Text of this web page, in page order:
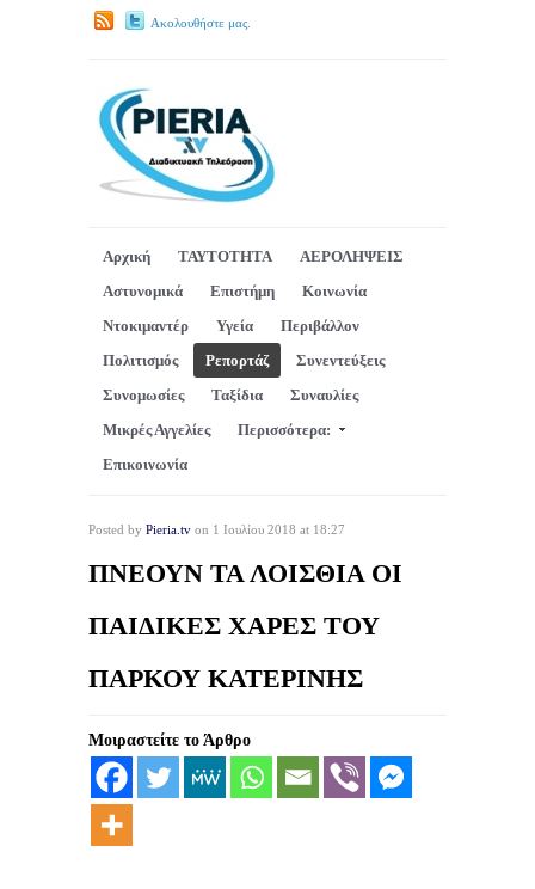
Ακολουθήστε μας.
Αρχική ΤΑΥΤΟΤΗΤΑ
ΑΕΡΟΛΗΨΕΙΣ
Αστυνομικά
Επιστήμη
Κοινωνία
Ντοκιμαντέρ
Υγεία
Περιβάλλον
Πολιτισμός
Ρεπορτάζ
Συνεντεύξεις
Συνομωσίες
Ταξίδια
Συναυλίες
Μικρές Αγγελίες
Περισσότερα:
Επικοινωνία
Posted by Pieria.tv on 1 Ιουλίου 2018 at 18:27
ΠΝΕΟΥΝ ΤΑ ΛΟΙΣΘΙΑ ΟΙ
ΠΑΙΔΙΚΕΣ ΧΑΡΕΣ ΤΟΥ
ΠΑΡΚΟΥ ΚΑΤΕΡΙΝΗΣ
Μοιραστείτε το Άρθρο